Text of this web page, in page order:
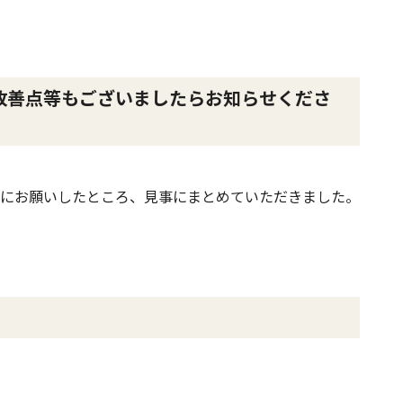
点等もございましたらお知らせくださ
願いしたところ、見事にまとめていただきました。